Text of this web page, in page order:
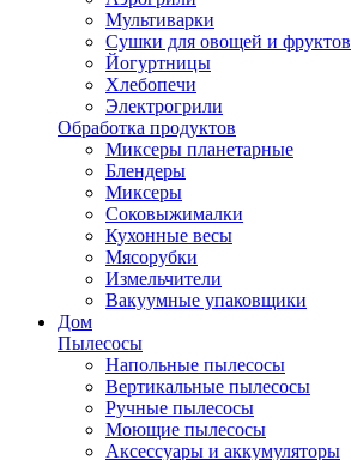
Мультиварки
Сушки для овощей и фруктов
Йогуртницы
Хлебопечи
Электрогрили
Обработка продуктов
Миксеры планетарные
Блендеры
Миксеры
Соковыжималки
Кухонные весы
Мясорубки
Измельчители
Вакуумные упаковщики
Дом
Пылесосы
Напольные пылесосы
Вертикальные пылесосы
Ручные пылесосы
Моющие пылесосы
Аксессуары и аккумуляторы